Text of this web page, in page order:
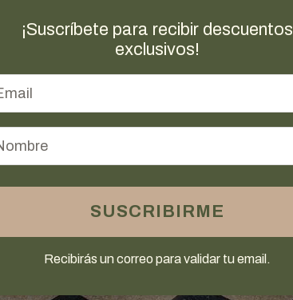
¡Suscríbete para recibir descuentos
exclusivos!
SUSCRIBIRME
Recibirás un correo para validar tu email.
Natural
te invitamos a descubrir guías
orgánicos, el origen sostenible de
de ti y del planeta, todo para nutrir tu
¡explora, aprende y vive natural